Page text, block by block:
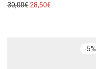
30,00€ 28,50€
-5%